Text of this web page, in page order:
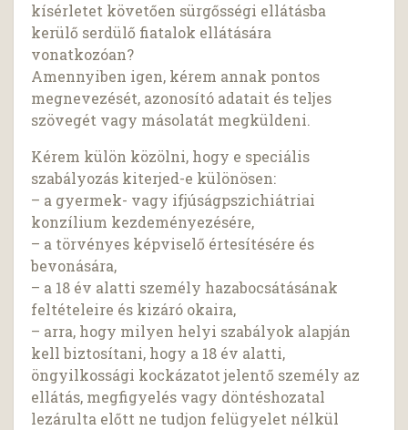
kísérletet követően sürgősségi ellátásba
kerülő serdülő fiatalok ellátására
vonatkozóan?
Amennyiben igen, kérem annak pontos
megnevezését, azonosító adatait és teljes
szövegét vagy másolatát megküldeni.
Kérem külön közölni, hogy e speciális
szabályozás kiterjed-e különösen:
– a gyermek- vagy ifjúságpszichiátriai
konzílium kezdeményezésére,
– a törvényes képviselő értesítésére és
bevonására,
– a 18 év alatti személy hazabocsátásának
feltételeire és kizáró okaira,
– arra, hogy milyen helyi szabályok alapján
kell biztosítani, hogy a 18 év alatti,
öngyilkossági kockázatot jelentő személy az
ellátás, megfigyelés vagy döntéshozatal
lezárulta előtt ne tudjon felügyelet nélkül